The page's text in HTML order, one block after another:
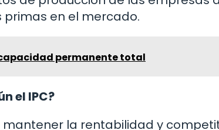
en el mercado.
permanente total
el IPC?
mantener la rentabilidad y